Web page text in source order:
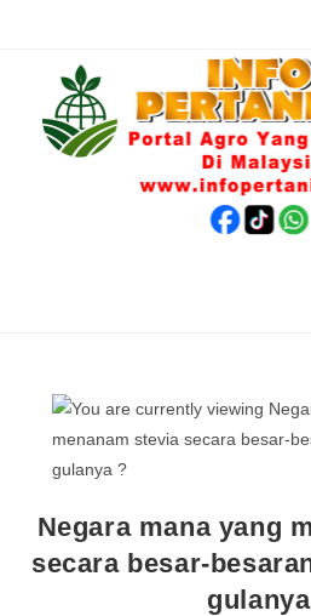
Negara mana yang
secara besar-